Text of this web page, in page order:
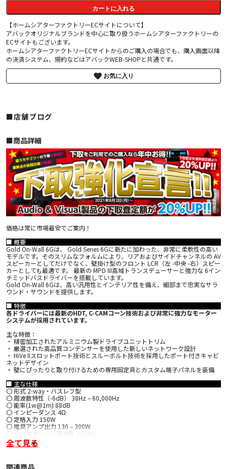
カートに入れる
【ホームシアターファクトリーECサイトについて】
アバックオリジナルブランドを中心に取り扱うホームシアターファクトリーの
ECサイトもございます。
ホームシアターファクトリーECサイトからのご購入の場合でも、購入画面以降
の決済システム、規約などはアバックWEB-SHOPと共通です。
お気に入り
■店舗ブログ
■︎商品詳細
価格は常に市場最安でご案内！
■ 概要
Gold On-Wall 6Gは、 Gold Series 6Gに新たに加わった、非常に柔軟性の高い
モデルです。そのスリムなフォルムにより、リアおよびサイドチャンネルの AV
スピーカーとしてだけでなく、壁掛け型のフロント LCR（左 -中央 -右）スピー
カーとしても最適です。 最新の MPD III高域トランスデューサーと強力な 6イン
チミッドバスドライバーを搭載しています。
Gold On-Wall 6Gは、高い汎用性とインテリア性を備え、細部まで忠実なサラ
ウンド・サウンドを提供します。
■ 特徴
各ドライバーには最新のHDT, C-CAMコーン技術および非常に強力なモーター
システムが採用されています。
主な特徴：
・ 精密加工されたアルミニウム製ドライブユニットトリム
・ 厳選された高品質コンデンサーを使用した新しいネットワーク設計
・ HiVe IIスロットポート技術とスルーボルト技術を採用したポート付きキャビ
ネットデザイン
・ 壁にぴったりと取り付けるための専用固定具とカスタム端子パネルを装備
■ 主な仕様
〇 形式 2-way・バスレフ型
〇 周波数特性（-6dB） 38Hz – 60,000Hz
〇 能率(1w@1m) 88dB
〇 インピーダンス 4Ω
〇 定格入力 150W
〇 推奨アンプ出力 130 – 300W
〇 クロスオーバー周波数 2.5kHz
〇 ユニット 1 x MPD III tweeter, 1 x 152mm HDT C-CAM Bass Mid drivers
〇 サイズ H465 × W300 × D124.2(突起部含む) mm
全て見る
関連商品